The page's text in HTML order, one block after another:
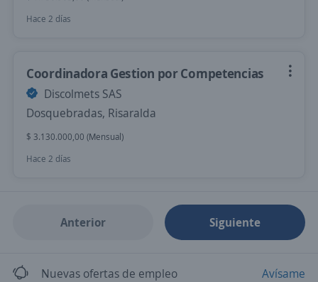
Hace 2 días
Coordinadora Gestion por Competencias
Discolmets SAS
Dosquebradas, Risaralda
$ 3.130.000,00 (Mensual)
Hace 2 días
Anterior Siguiente
Nuevas ofertas de empleo Avísame